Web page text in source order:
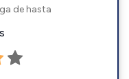
de hasta